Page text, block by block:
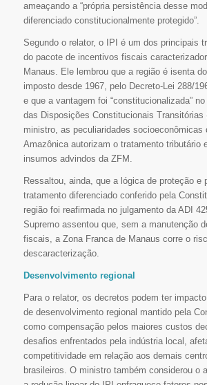
ameaçando a “própria persistência desse
diferenciado constitucionalmente protegido”.
Segundo o relator, o IPI é um dos principais
do pacote de incentivos fiscais
Manaus. Ele lembrou que a região é isenta
imposto desde 1967, pelo Decreto-Lei 288/
e que a vantagem foi “constitucionalizada”
das Disposições Constitucionais Transitórias
ministro, as peculiaridades socioeconômicas
Amazônica autorizam o tratamento tributário
insumos advindos da ZFM.
Ressaltou, ainda, que a lógica de proteção e
tratamento diferenciado conferido pela
região foi reafirmada no julgamento da ADI
Supremo assentou que, sem a manutenção
fiscais, a Zona Franca de Manaus corre o
descaracterização.
Desenvolvimento regional
Para o relator, os decretos podem ter
de desenvolvimento regional mantido pela
como compensação pelos maiores custos
desafios enfrentados pela indústria local,
competitividade em relação aos demais
brasileiros. O ministro também considerou o